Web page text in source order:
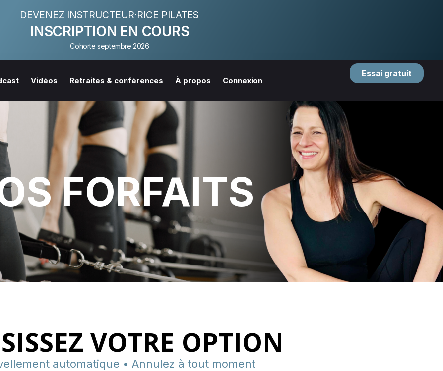
DEVENEZ INSTRUCTEUR·RICE PILATES
INSCRIPTION EN COURS
Cohorte septembre 2026
Vidéos Retraites & conférences À propos Connexion
Essai gratuit
FORFAITS
VOTRE OPTION
automatique • Annulez à tout moment